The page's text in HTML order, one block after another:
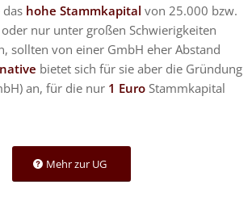
hohe Stammkapital von 25.000 bzw.
nur unter großen Schwierigkeiten
sollten von einer GmbH eher Abstand
bietet sich für sie aber die Gründung
an, für die nur 1 Euro Stammkapital
Mehr zur UG